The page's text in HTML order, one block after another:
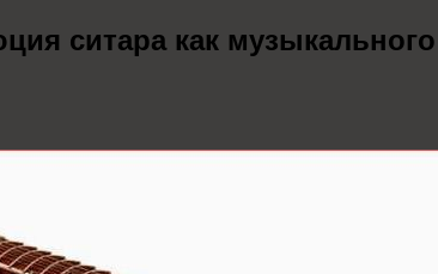
ситара как